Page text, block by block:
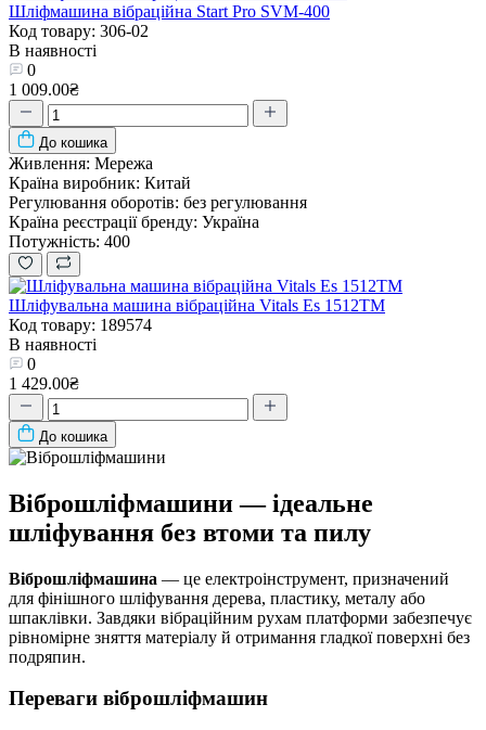
Шліфмашина вібраційна Start Pro SVM-400
Код товару: 306-02
В наявності
0
1 009.00₴
До кошика
Живлення: Мережа
Країна виробник: Китай
Регулювання оборотів: без регулювання
Країна реєстрації бренду: Україна
Потужність: 400
Шліфувальна машина вібраційна Vitals Es 1512TM
Код товару: 189574
В наявності
0
1 429.00₴
До кошика
Віброшліфмашини — ідеальне
шліфування без втоми та пилу
Віброшліфмашина — це електроінструмент, призначений
для фінішного шліфування дерева, пластику, металу або
шпаклівки. Завдяки вібраційним рухам платформи забезпечує
рівномірне зняття матеріалу й отримання гладкої поверхні без
подряпин.
Переваги віброшліфмашин